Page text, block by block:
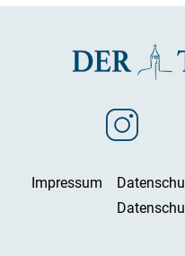
Impressum